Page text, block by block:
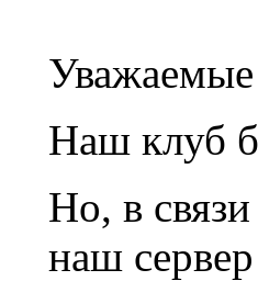
Наш клуб
Но, в
наш